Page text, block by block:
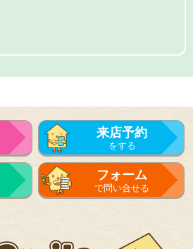
来店予約
をする
フォーム
で問い合せる